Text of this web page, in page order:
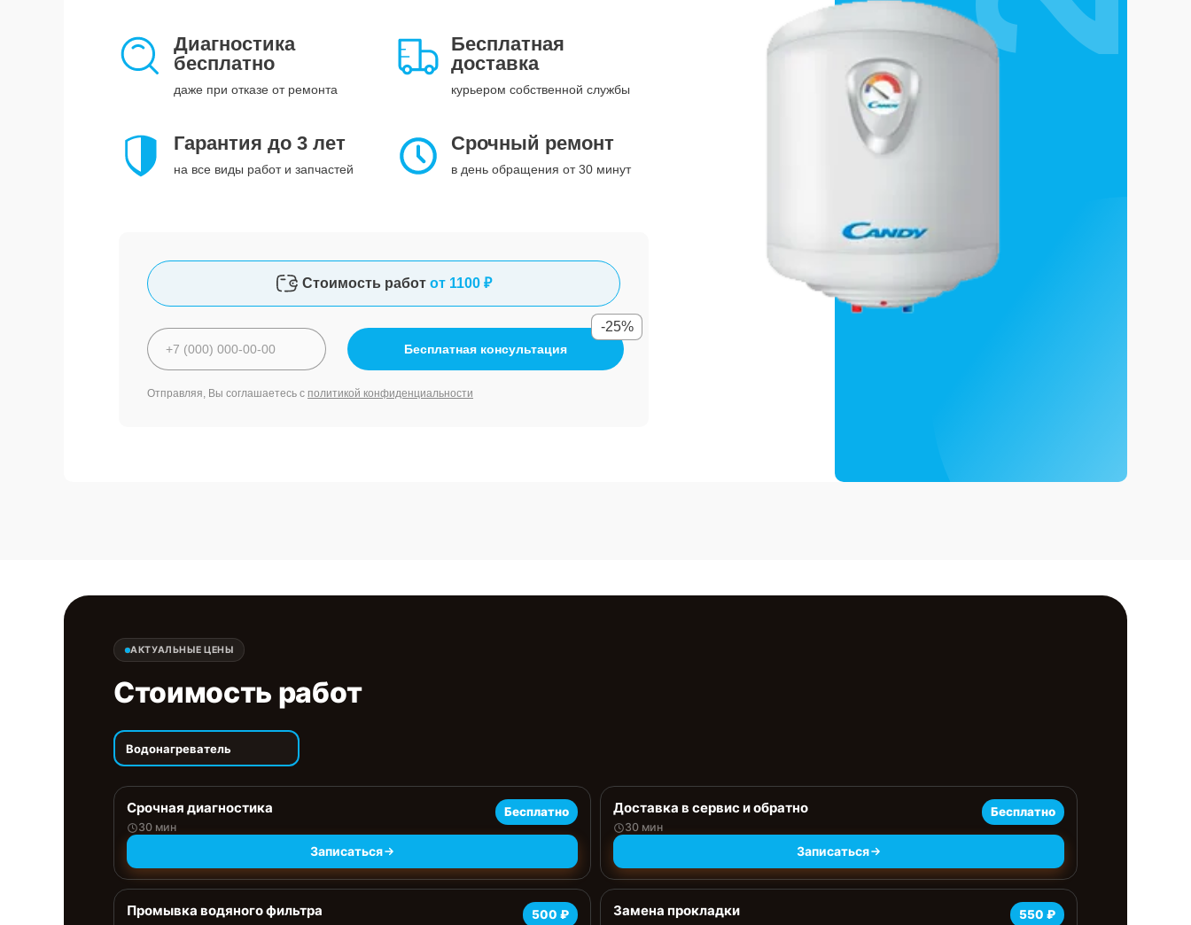
Диагностика
бесплатно
даже при отказе от ремонта
Бесплатная
доставка
курьером собственной службы
Гарантия до 3 лет
на все виды работ и запчастей
Срочный ремонт
в день обращения от 30 минут
Стоимость работ от 1100 ₽
Бесплатная консультация
-25%
Отправляя, Вы соглашаетесь с политикой конфиденциальности
АКТУАЛЬНЫЕ ЦЕНЫ
Стоимость работ
Водонагреватель
Срочная диагностика
30 мин
Бесплатно
Записаться
Доставка в сервис и обратно
30 мин
Бесплатно
Записаться
Промывка водяного фильтра 500 ₽ Замена прокладки 550 ₽